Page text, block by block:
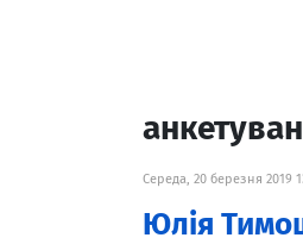
Середа, 20 березня 2019
Юлія